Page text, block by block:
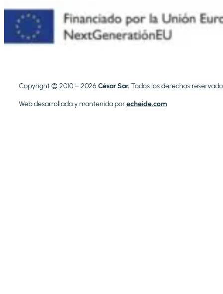
Copyright © 2010 – 2026 César Sar.Todos los derechos
Web desarrollada y mantenida porecheide.com